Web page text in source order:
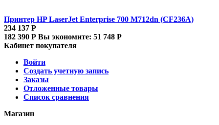
Принтер HP LaserJet Enterprise 700 M712dn (CF236A)
234 137 Р
182 390 Р Вы экономите: 51 748 Р
Кабинет покупателя
Войти
Создать учетную запись
Заказы
Отложенные товары
Список сравнения
Магазин